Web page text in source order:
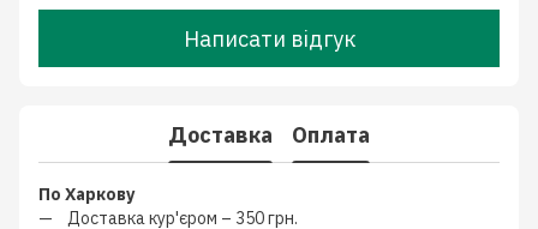
Написати відгук
Доставка Оплата
По Харкову
Доставка кур'єром – 350 грн.